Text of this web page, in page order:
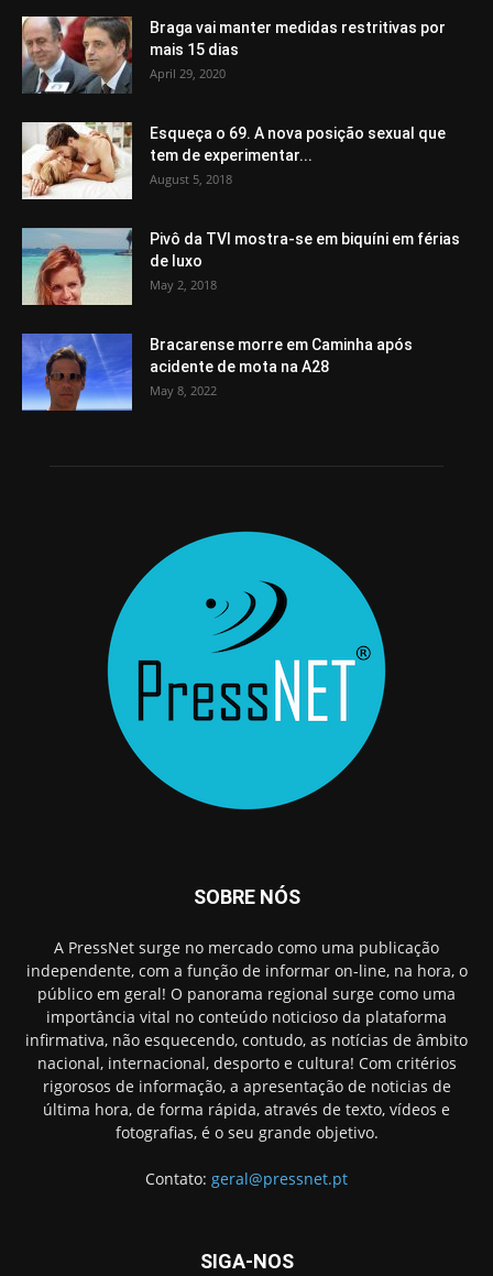
Braga vai manter medidas restritivas por
mais 15 dias
April 29, 2020
Esqueça o 69. A nova posição sexual que
tem de experimentar...
August 5, 2018
Pivô da TVI mostra-se em biquíni em férias
de luxo
May 2, 2018
Bracarense morre em Caminha após
acidente de mota na A28
May 8, 2022
SOBRE NÓS
A PressNet surge no mercado como uma publicação
independente, com a função de informar on-line, na hora, o
público em geral! O panorama regional surge como uma
importância vital no conteúdo noticioso da plataforma
infirmativa, não esquecendo, contudo, as notícias de âmbito
nacional, internacional, desporto e cultura! Com critérios
rigorosos de informação, a apresentação de noticias de
última hora, de forma rápida, através de texto, vídeos e
fotografias, é o seu grande objetivo.
Contato: geral@pressnet.pt
SIGA-NOS